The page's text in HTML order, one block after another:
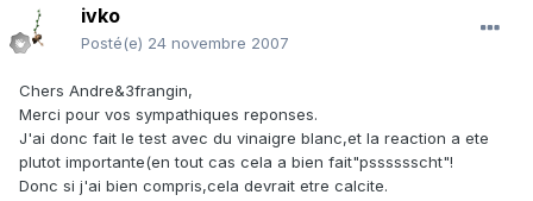
ivko
Posté(e) 24 novembre 2007
Chers Andre&3frangin,
Merci pour vos sympathiques reponses.
J'ai donc fait le test avec du vinaigre blanc,et la reaction a ete
plutot importante(en tout cas cela a bien fait"psssssscht"!
Donc si j'ai bien compris,cela devrait etre calcite.